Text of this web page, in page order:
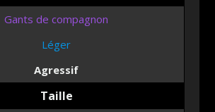
Gants de compagnon
Léger
Agressif
Taille